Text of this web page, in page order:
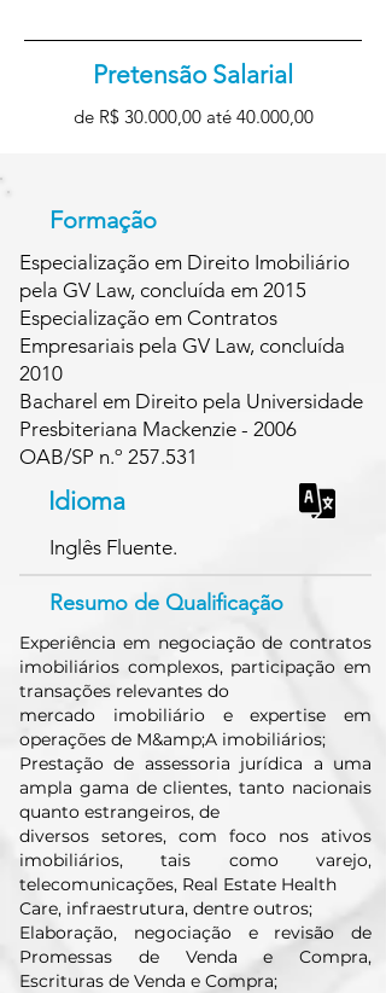
Pretensão Salarial
de R$ 30.000,00 até 40.000,00
Formação
Especialização em Direito Imobiliário
pela GV Law, concluída em 2015
Especialização em Contratos
Empresariais pela GV Law, concluída
2010
Bacharel em Direito pela Universidade
Presbiteriana Mackenzie - 2006
OAB/SP n.º 257.531
Idioma
Inglês Fluente.
Resumo de Qualificação
Experiência em negociação de contratos
imobiliários complexos, participação em
transações relevantes do
mercado imobiliário e expertise em
operações de M&amp;A imobiliários;
Prestação de assessoria jurídica a uma
ampla gama de clientes, tanto nacionais
quanto estrangeiros, de
diversos setores, com foco nos ativos
imobiliários, tais como varejo,
telecomunicações, Real Estate Health
Care, infraestrutura, dentre outros;
Elaboração, negociação e revisão de
Promessas de Venda e Compra,
Escrituras de Venda e Compra;